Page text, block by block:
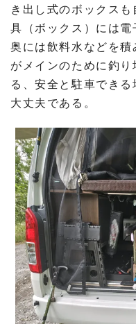
き出し式のボックス
具（ボックス）には
奥には飲料水などを
がメインのために釣
る、安全と駐車でき
大丈夫である。